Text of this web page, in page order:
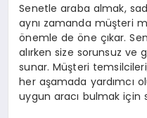
Senetle araba almak,
aynı zamanda müşteri
önemle de öne çıkar.
alırken size sorunsuz ve
sunar. Müşteri
her aşamada yardımcı
uygun aracı bulmak için